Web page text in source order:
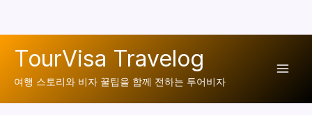
TourVisa Travelog
여행 스토리와 비자 꿀팁을 함께 전하는 투어비자